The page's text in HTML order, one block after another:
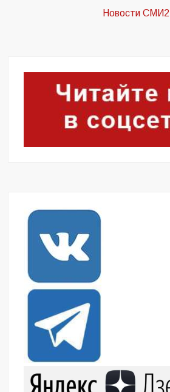
Новости СМИ2